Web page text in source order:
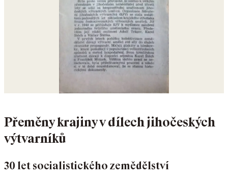
Přeměny krajiny v dílech jihočeských
výtvarníků
30 let socialistického zemědělství